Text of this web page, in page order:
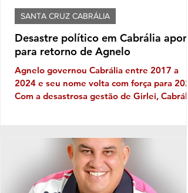
Desastre político em Cabrália
para retorno de Agnelo
Agnelo governou Cabrália entre 2017 a
2024 e seu nome volta com força para
Com a desastrosa gestão de Girlei,
desgoverno, baixas de aliados, firulas do
gestor e sucessivos erros administrativos
são os ingredientes do que se tornou a
governança no município de
SANTA CRUZ CABRÁLIA